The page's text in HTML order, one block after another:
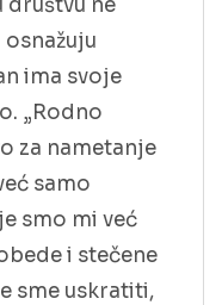
društvu ne
ima svoje
„Rodno
za nametanje
samo
smo mi već
i stečene
sme uskratiti,